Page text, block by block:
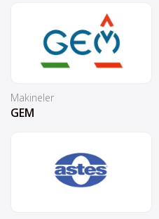
Makineler
GEM